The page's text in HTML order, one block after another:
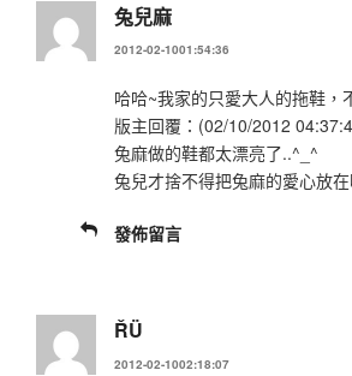
兔兒麻
2012-02-1001:54:36
哈哈~我家的只愛大人的拖鞋，
版主回覆：(02/10/2012
兔麻做的鞋都太漂亮了..^_^
兔兒才捨不得把兔麻的愛心放
發佈留言
ŘÜ
2012-02-1002:18:07